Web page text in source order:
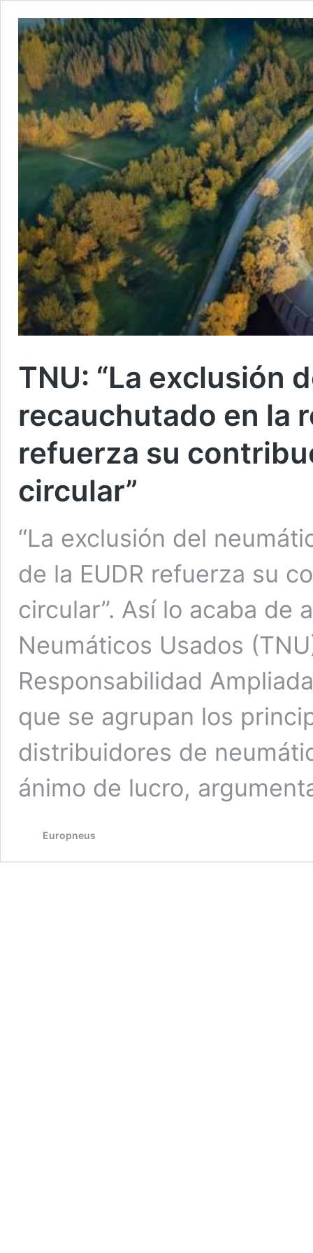
TNU: “La exclusión
recauchutado en la
refuerza su
circular”
“La exclusión del
de la EUDR refuerza su
circular”. Así lo acaba de
Neumáticos Usados
Responsabilidad
que se agrupan los
distribuidores de
ánimo de lucro,
Europneus